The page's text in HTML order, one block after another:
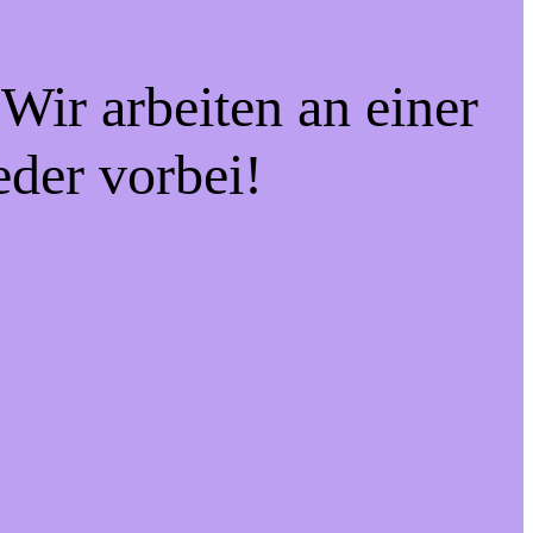
arbeiten an einer
vorbei!